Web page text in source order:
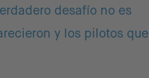
desafío no es
y los pilotos que